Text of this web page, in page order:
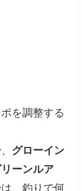
を調整する
、 グローイン
ーンルア
は、釣りで何